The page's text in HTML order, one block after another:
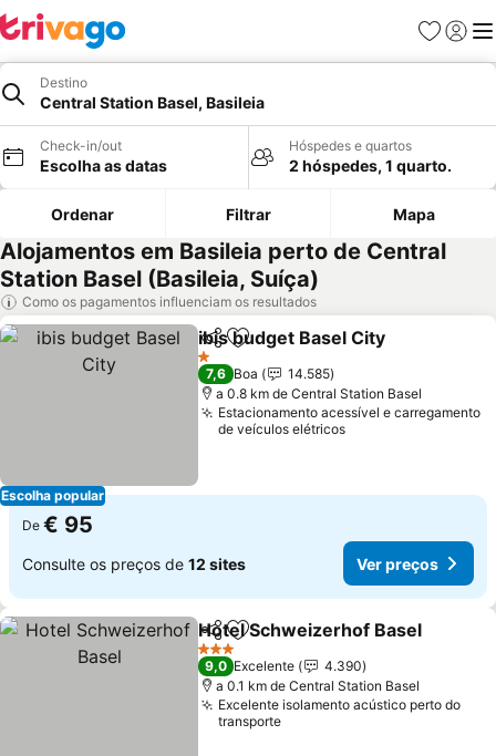
Favoritos
Iniciar
Destino
Central Station Basel, Basileia
Check-in/out
Escolha as datas
Hóspedes e quartos
2 hóspedes, 1 quarto.
Ordenar Filtrar Mapa
Alojamentos em Basileia perto de Central
Station Basel (Basileia, Suíça)
Como os pagamentos influenciam os resultados
Escolha popular
PartilharAdicionar aos favoritos
ibis budget Basel City
1 Estrelas
7,6 Boa
14.585
a 0.8 km de Central Station Basel
Estacionamento acessível e carregamento
de veículos elétricos
De € 95
Consulte os preços de 12 sites Ver preços
PartilharAdicionar aos favoritos
Hotel Schweizerhof Basel
3 Estrelas
9,0 Excelente
4.390
a 0.1 km de Central Station Basel
Excelente isolamento acústico perto do
transporte